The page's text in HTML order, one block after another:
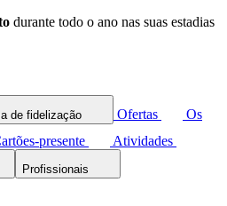
durante todo o ano nas suas estadias
de fidelização Ofertas
Os
presente Atividades
Profissionais